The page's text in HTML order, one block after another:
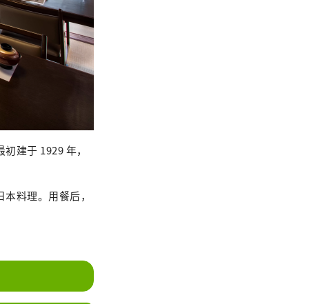
建于 1929 年，
料理。用餐后，